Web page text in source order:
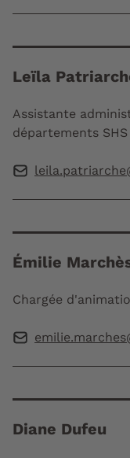
Leïla
Assistante
départements SHS
Émilie
Chargée
Diane Dufeu